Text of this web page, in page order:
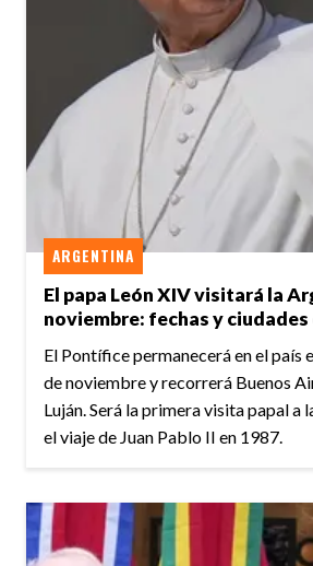
El papa León XIV visitará la
noviembre: fechas y
ARGENTINA
El Pontífice permanecerá en el país
de noviembre y recorrerá Buenos
Luján. Será la primera visita papal a
el viaje de Juan Pablo II en 1987.